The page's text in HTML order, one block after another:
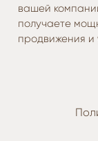
вашей
получаете
продвижения и